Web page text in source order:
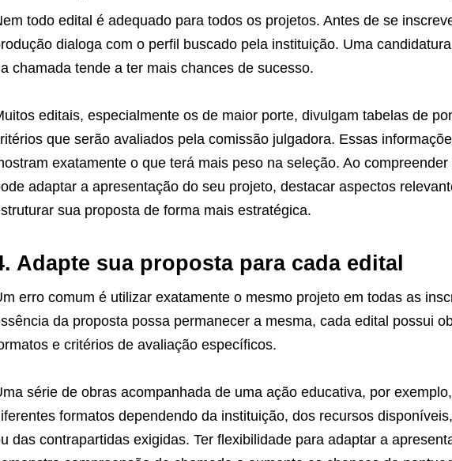
todo edital é adequado para todos os projetos. Antes de se
dialoga com o perfil buscado pela instituição. Uma
chamada tende a ter mais chances de sucesso.
editais, especialmente os de maior porte, divulgam tabelas de
que serão avaliados pela comissão julgadora. Essas
exatamente o que terá mais peso na seleção. Ao
adaptar a apresentação do seu projeto, destacar aspectos
sua proposta de forma mais estratégica.
Adapte sua proposta para cada edital
erro comum é utilizar exatamente o mesmo projeto em todas as
da proposta possa permanecer a mesma, cada edital possui
e critérios de avaliação específicos.
série de obras acompanhada de uma ação educativa, por
formatos dependendo da instituição, dos recursos
das contrapartidas exigidas. Ter flexibilidade para adaptar a